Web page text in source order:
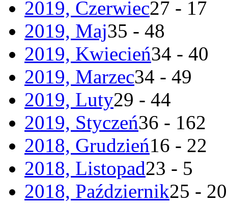
2019, Czerwiec27 - 17
2019, Maj35 - 48
2019, Kwiecień34 - 40
2019, Marzec34 - 49
2019, Luty29 - 44
2019, Styczeń36 - 162
2018, Grudzień16 - 22
2018, Listopad23 - 5
2018, Październik25 - 20